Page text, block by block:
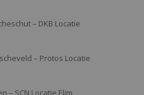
– DKB Locatie
– Protos Locatie
– SCN Locatie Elim